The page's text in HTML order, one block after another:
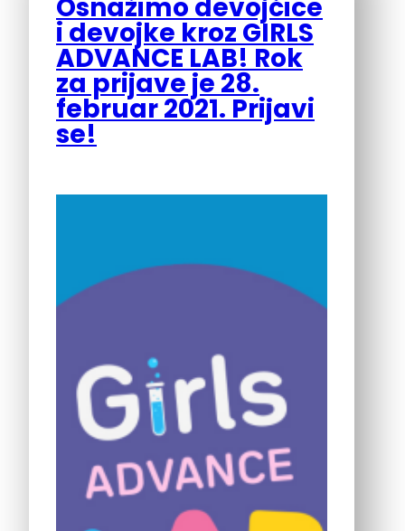
Osnažimo devojčice
i devojke kroz GIRLS
ADVANCE LAB! Rok
za prijave je 28.
februar 2021. Prijavi
se!